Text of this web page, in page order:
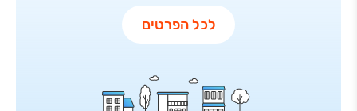
לכל הפרטים